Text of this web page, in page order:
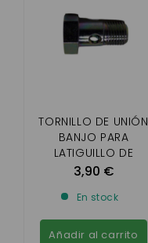
TORNILLO DE UNIÓN
BANJO PARA
LATIGUILLO DE
FRENO/PINZA DE
FRENO (10 X100)
3,90 €
En stock
Añadir al carrito